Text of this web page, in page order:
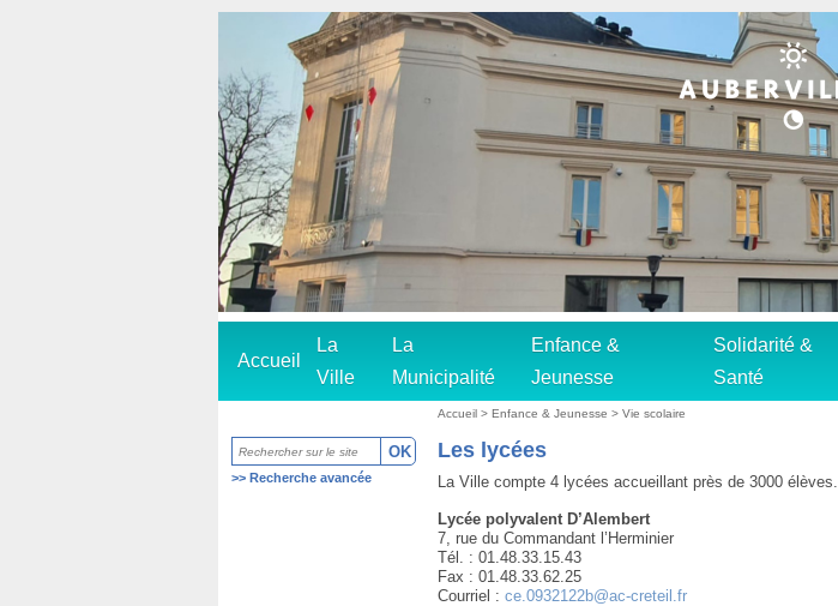
Accueil
La
Ville
La
Municipalité
Enfance &
Jeunesse
Solidarité &
Santé
>> Recherche avancée
Accueil >Enfance & Jeunesse>Vie scolaire
Les lycées
La Ville compte 4 lycées accueillant près de 3000 élèves.
Lycée polyvalent D’Alembert
7, rue du Commandant l’Herminier
Tél. : 01.48.33.15.43
Fax : 01.48.33.62.25
Courriel :ce.0932122b@ac-creteil.fr